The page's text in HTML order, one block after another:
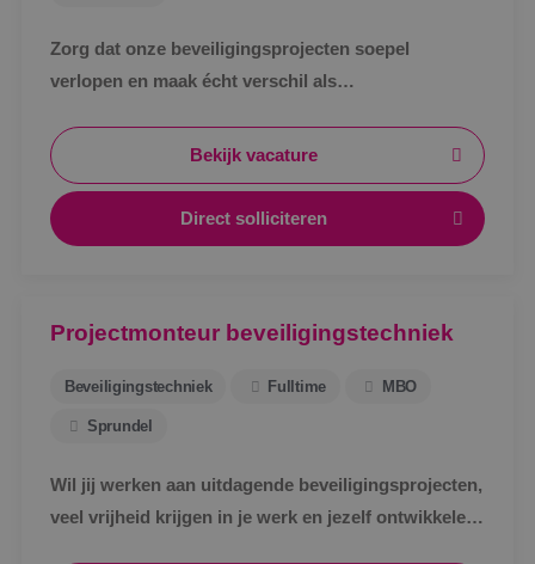
Zorg dat onze beveiligingsprojecten soepel
verlopen en maak écht verschil als
Bekijk vacature
Direct solliciteren
Projectmonteur beveiligingstechniek
Beveiligingstechniek Fulltime MBO
Sprundel
Wil jij werken aan uitdagende beveiligingsprojecten,
veel vrijheid krijgen in je werk en jezelf ontwikkelen